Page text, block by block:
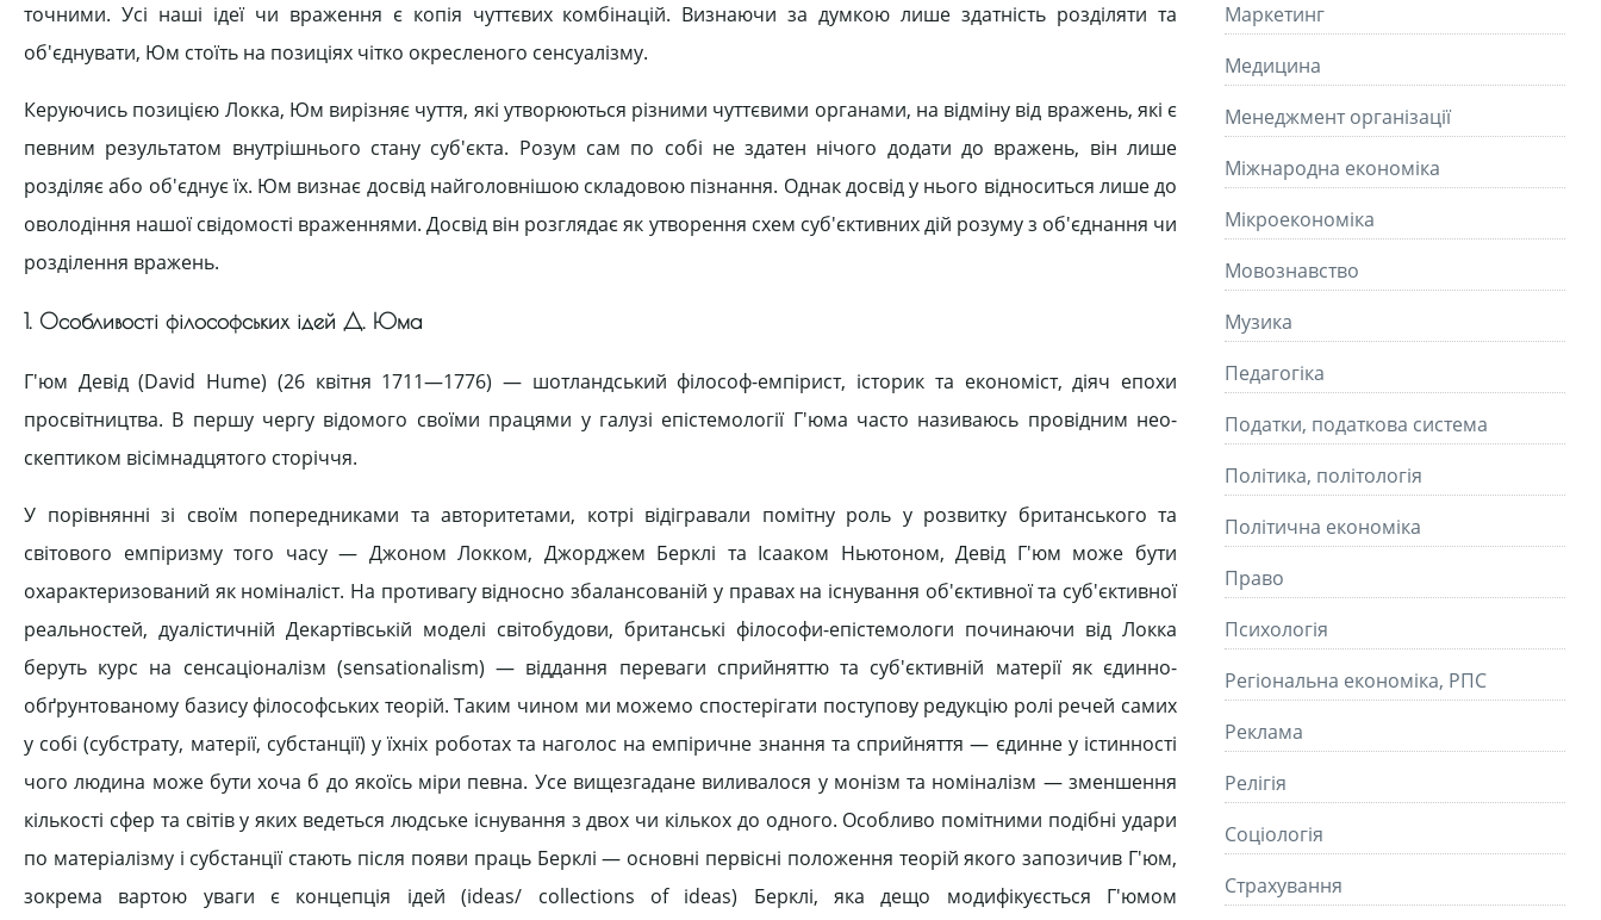
точними. Усі наші ідеї чи враження є копія чуттєвих комбінацій. Визнаючи за думкою лише здатність розділяти та
об'єднувати, Юм стоїть на позиціях чітко окресленого сенсуалізму.
Керуючись позицією Локка, Юм вирізняє чуття, які утворюються різними чуттєвими органами, на відміну від вражень, які є
певним результатом внутрішнього стану суб'єкта. Розум сам по собі не здатен нічого додати до вражень, він лише
розділяє або об'єднує їх. Юм визнає досвід найголовнішою складовою пізнання. Однак досвід у нього відноситься лише до
оволодіння нашої свідомості враженнями. Досвід він розглядає як утворення схем суб'єктивних дій розуму з об'єднання чи
розділення вражень.
1. Особливості філософських ідей Д. Юма
Г'юм Девід (David Hume) (26 квітня 1711—1776) — шотландський філософ-емпірист, історик та економіст, діяч епохи
просвітництва. В першу чергу відомого своїми працями у галузі епістемології Г'юма часто називаюсь провідним нео-
скептиком вісімнадцятого сторіччя.
У порівнянні зі своїм попередниками та авторитетами, котрі відігравали помітну роль у розвитку британського та
світового емпіризму того часу — Джоном Локком, Джорджем Берклі та Ісааком Ньютоном, Девід Г'юм може бути
охарактеризований як номіналіст. На противагу відносно збалансованій у правах на існування об'єктивної та суб'єктивної
реальностей, дуалістичній Декартівській моделі світобудови, британські філософи-епістемологи починаючи від Локка
беруть курс на сенсаціоналізм (sensationalism) — віддання переваги сприйняттю та суб'єктивній матерії як єдинно-
обґрунтованому базису філософських теорій. Таким чином ми можемо спостерігати поступову редукцію ролі речей самих
у собі (субстрату, матерії, субстанції) у їхніх роботах та наголос на емпіричне знання та сприйняття — єдинне у істинності
чого людина може бути хоча б до якоїсь міри певна. Усе вищезгадане виливалося у монізм та номіналізм — зменшення
кількості сфер та світів у яких ведеться людське існування з двох чи кількох до одного. Особливо помітними подібні удари
по матеріалізму і субстанції стають після появи праць Берклі — основні первісні положення теорій якого запозичив Г'юм,
зокрема вартою уваги є концепція ідей (ideas/ collections of ideas) Берклі, яка дещо модифікуєсться Г'юмом
Маркетинг
Медицина
Менеджмент організації
Міжнародна економіка
Мікроекономіка
Мовознавство
Музика
Педагогіка
Податки, податкова система
Політика, політологія
Політична економіка
Право
Психологія
Регіональна економіка, РПС
Реклама
Релігія
Соціологія
Страхування